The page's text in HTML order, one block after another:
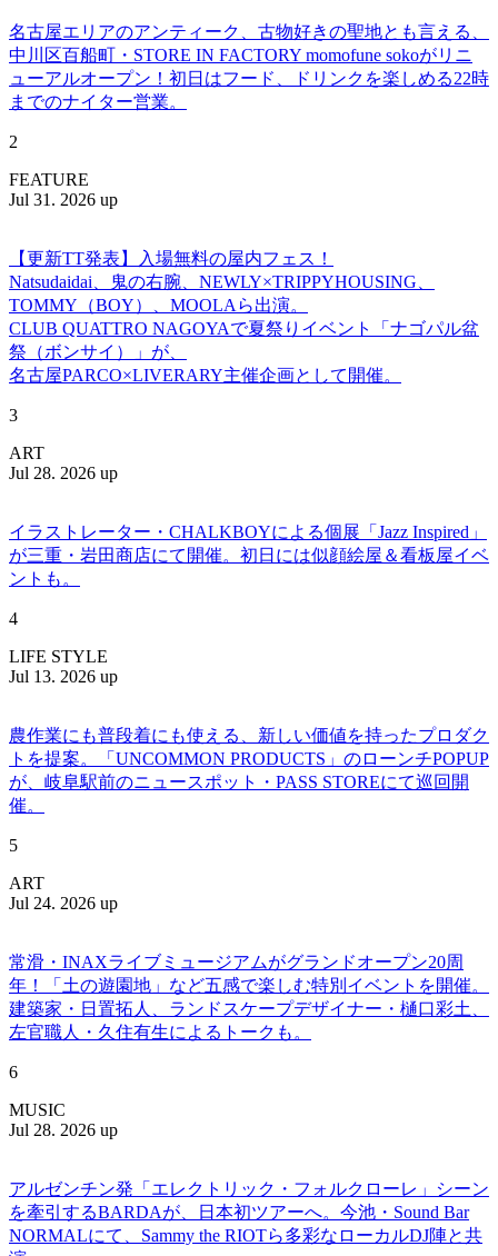
名古屋エリアのアンティーク、古物好きの聖地とも言える、
中川区百船町・STORE IN FACTORY momofune sokoがリニ
ューアルオープン！初日はフード、ドリンクを楽しめる22時
までのナイター営業。
2
FEATURE
Jul 31. 2026 up
【更新TT発表】入場無料の屋内フェス！
Natsudaidai、鬼の右腕、NEWLY×TRIPPYHOUSING、
TOMMY（BOY）、MOOLAら出演。
CLUB QUATTRO NAGOYAで夏祭りイベント「ナゴパル盆
祭（ボンサイ）」が、
名古屋PARCO×LIVERARY主催企画として開催。
3
ART
Jul 28. 2026 up
イラストレーター・CHALKBOYによる個展「Jazz Inspired」
が三重・岩田商店にて開催。初日には似顔絵屋＆看板屋イベ
ントも。
4
LIFE STYLE
Jul 13. 2026 up
農作業にも普段着にも使える、新しい価値を持ったプロダク
トを提案。「UNCOMMON PRODUCTS」のローンチPOPUP
が、岐阜駅前のニュースポット・PASS STOREにて巡回開
催。
5
ART
Jul 24. 2026 up
常滑・INAXライブミュージアムがグランドオープン20周
年！「土の遊園地」など五感で楽しむ特別イベントを開催。
建築家・日置拓人、ランドスケープデザイナー・樋口彩土、
左官職人・久住有生によるトークも。
6
MUSIC
Jul 28. 2026 up
アルゼンチン発「エレクトリック・フォルクローレ」シーン
を牽引するBARDAが、日本初ツアーへ。今池・Sound Bar
NORMALにて、Sammy the RIOTら多彩なローカルDJ陣と共